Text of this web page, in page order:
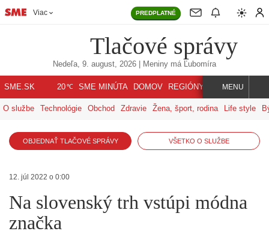
Viac PREDPLATNÉ
Tlačové správy
Nedeľa, 9. august, 2026 | Meniny má Ľubomíra
SME.SK 20℃ SME MINÚTA DOMOV REGIÓNY INDEX SVET
MENU
O službe Technológie Obchod Zdravie Žena, šport, rodina Life style
OBJEDNAŤ TLAČOVÉ SPRÁVY VŠETKO O SLUŽBE
12. júl 2022 o 0:00
Na slovenský trh vstúpi módna
značka